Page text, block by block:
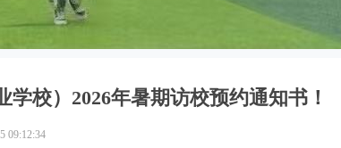
校）2026年暑期访校预约通知书！
09:12:34